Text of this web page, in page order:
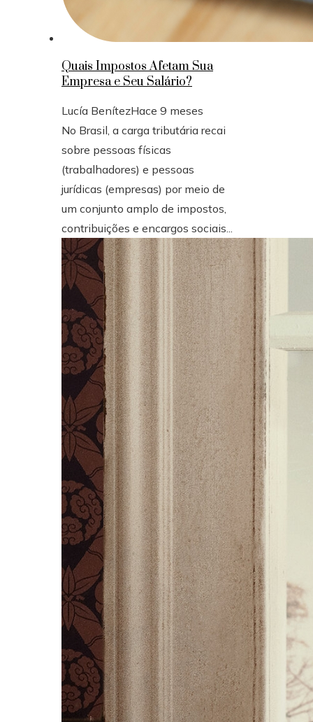
Quais Impostos Afetam Sua
Empresa e Seu Salário?
Lucía BenítezHace 9 meses
No Brasil, a carga tributária recai
sobre pessoas físicas
(trabalhadores) e pessoas
jurídicas (empresas) por meio de
um conjunto amplo de impostos,
contribuições e encargos sociais...